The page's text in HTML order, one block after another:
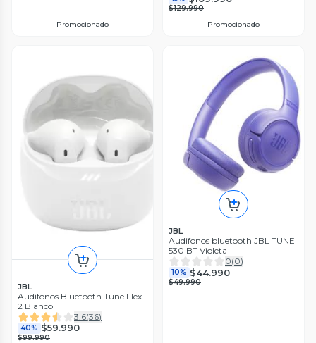
Promocionado
$129.990
Promocionado
JBL
Audífonos Bluetooth Tune Flex
2 Blanco
3.6(36)
40% $59.990
$99.990
JBL
Audifonos bluetooth JBL TUNE
530 BT Violeta
0(0)
10% $44.990
$49.990